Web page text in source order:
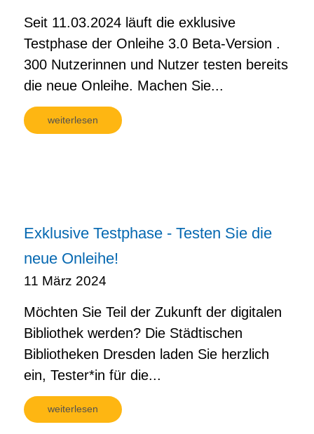
Seit 11.03.2024 läuft die exklusive
Testphase der Onleihe 3.0 Beta-Version .
300 Nutzerinnen und Nutzer testen bereits
die neue Onleihe. Machen Sie...
weiterlesen
Exklusive Testphase - Testen Sie die
neue Onleihe!
11 März 2024
Möchten Sie Teil der Zukunft der digitalen
Bibliothek werden? Die Städtischen
Bibliotheken Dresden laden Sie herzlich
ein, Tester*in für die...
weiterlesen